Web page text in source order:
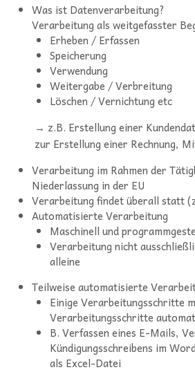
Was ist Datenverarbeitung?
Verarbeitung als weitgefasster
Erheben / Erfassen
Speicherung
Verwendung
Weitergabe / Verbreitung
Löschen / Vernichtung etc
→ z.B. Erstellung einer
zur Erstellung einer Rechnung,
Verarbeitung im Rahmen der
Niederlassung in der EU
Verarbeitung findet überall statt
Automatisierte Verarbeitung
Maschinell und
Verarbeitung nicht
alleine
Teilweise automatisierte
Einige Verarbeitungsschritte
Verarbeitungsschritte
B. Verfassen eines E-Mails,
Kündigungsschreibens im
als Excel-Datei